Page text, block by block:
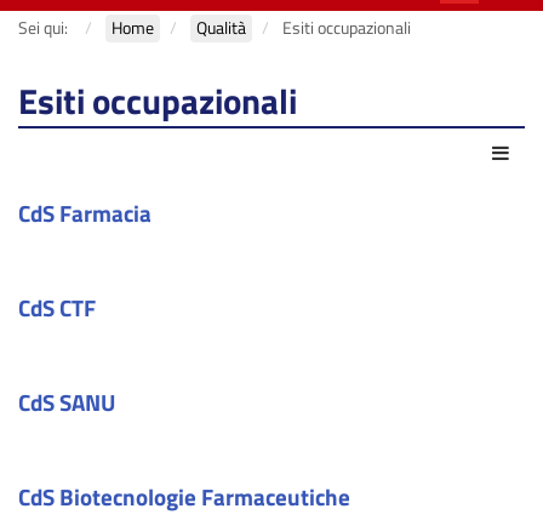
Sei qui: Home Qualità Esiti occupazionali
Esiti occupazionali
CdS Farmacia
CdS CTF
CdS SANU
CdS Biotecnologie Farmaceutiche